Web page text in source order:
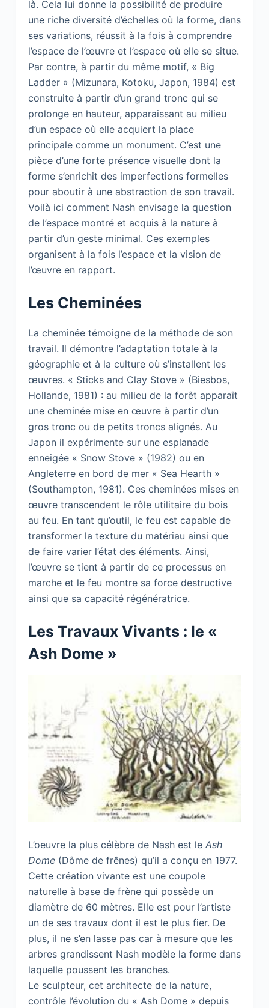
là. Cela lui donne la possibilité de produire
une riche diversité d’échelles où la forme, dans
ses variations, réussit à la fois à comprendre
l’espace de l’œuvre et l’espace où elle se situe.
Par contre, à partir du même motif, « Big
Ladder » (Mizunara, Kotoku, Japon, 1984) est
construite à partir d’un grand tronc qui se
prolonge en hauteur, apparaissant au milieu
d’un espace où elle acquiert la place
principale comme un monument. C’est une
pièce d’une forte présence visuelle dont la
forme s’enrichit des imperfections formelles
pour aboutir à une abstraction de son travail.
Voilà ici comment Nash envisage la question
de l’espace montré et acquis à la nature à
partir d’un geste minimal. Ces exemples
organisent à la fois l’espace et la vision de
l’œuvre en rapport.
Les Cheminées
La cheminée témoigne de la méthode de son
travail. Il démontre l’adaptation totale à la
géographie et à la culture où s’installent les
œuvres. « Sticks and Clay Stove » (Biesbos,
Hollande, 1981) : au milieu de la forêt apparaît
une cheminée mise en œuvre à partir d’un
gros tronc ou de petits troncs alignés. Au
Japon il expérimente sur une esplanade
enneigée « Snow Stove » (1982) ou en
Angleterre en bord de mer « Sea Hearth »
(Southampton, 1981). Ces cheminées mises en
œuvre transcendent le rôle utilitaire du bois
au feu. En tant qu’outil, le feu est capable de
transformer la texture du matériau ainsi que
de faire varier l’état des éléments. Ainsi,
l’œuvre se tient à partir de ce processus en
marche et le feu montre sa force destructive
ainsi que sa capacité régénératrice.
Les Travaux Vivants : le «
Ash Dome »
L’oeuvre la plus célèbre de Nash est le Ash
Dome(Dôme de frênes) qu’il a conçu en 1977.
Cette création vivante est une coupole
naturelle à base de frène qui possède un
diamètre de 60 mètres. Elle est pour l’artiste
un de ses travaux dont il est le plus fier. De
plus, il ne s’en lasse pas car à mesure que les
arbres grandissent Nash modèle la forme dans
laquelle poussent les branches.
Le sculpteur, cet architecte de la nature,
contrôle l’évolution du « Ash Dome » depuis